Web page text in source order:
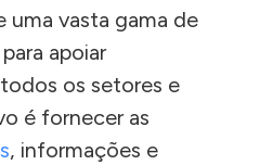
uma vasta gama de
apoiar
os setores e
é fornecer as
, informações e